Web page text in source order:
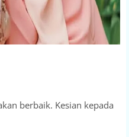
berbaik. Kesian kepada